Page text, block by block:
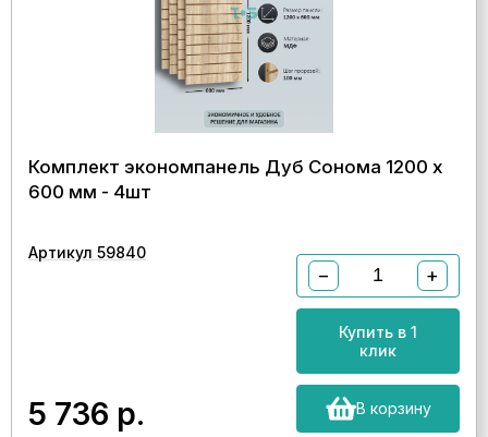
Комплект экономпанель Дуб Сонома 1200 х
600 мм - 4шт
Артикул 59840
5 736 р.
− +
Купить в 1
клик
В корзину